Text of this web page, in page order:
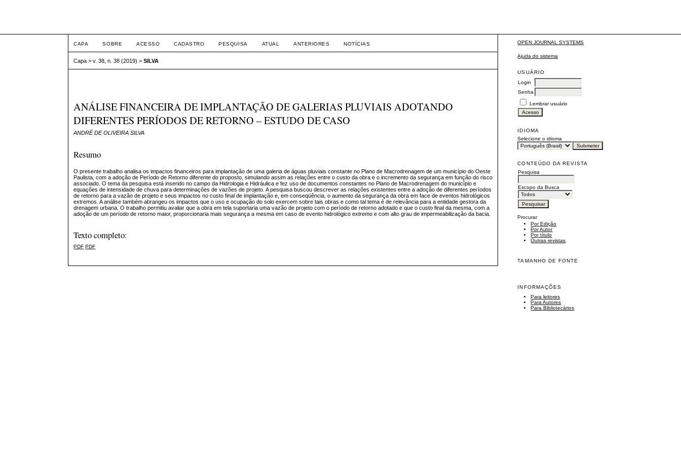
OPEN JOURNAL SYSTEMS
Ajuda do sistema
USUÁRIO
Login
Senha
Lembrar usuário
IDIOMA
Selecione o idioma
CONTEÚDO DA REVISTA
Pesquisa
Escopo da Busca
Procurar
Por Edição
Por Autor
Por título
Outras revistas
TAMANHO DE FONTE
INFORMAÇÕES
Para leitores
Para Autores
Para Bibliotecários
CAPA SOBRE ACESSO CADASTRO PESQUISA ATUAL ANTERIORES NOTÍCIAS
Capa >v. 38, n. 38 (2019) >SILVA
ANÁLISE FINANCEIRA DE IMPLANTAÇÃO DE GALERIAS PLUVIAIS ADOTANDO
DIFERENTES PERÍODOS DE RETORNO – ESTUDO DE CASO
ANDRÉ DE OLIVEIRA SILVA
Resumo
O presente trabalho analisa os impactos financeiros para implantação de uma galeria de águas pluviais constante no Plano de Macrodrenagem de um município do Oeste
Paulista, com a adoção de Período de Retorno diferente do proposto, simulando assim as relações entre o custo da obra e o incremento da segurança em função do risco
associado. O tema da pesquisa está inserido no campo da Hidrologia e Hidráulica e fez uso de documentos constantes no Plano de Macrodrenagem do município e
equações de intensidade de chuva para determinações de vazões de projeto. A pesquisa buscou descrever as relações existentes entre a adoção de diferentes períodos
de retorno para a vazão de projeto e seus impactos no custo final de implantação e, em conseqüência, o aumento da segurança da obra em face de eventos hidrológicos
extremos. A análise também abrangeu os impactos que o uso e ocupação do solo exercem sobre tais obras e como tal tema é de relevância para a entidade gestora da
drenagem urbana. O trabalho permitiu avaliar que a obra em tela suportaria uma vazão de projeto com o período de retorno adotado e que o custo final da mesma, com a
adoção de um período de retorno maior, proporcionaria mais segurança a mesma em caso de evento hidrológico extremo e com alto grau de impermeabilização da bacia.
Texto completo:
PDF PDF